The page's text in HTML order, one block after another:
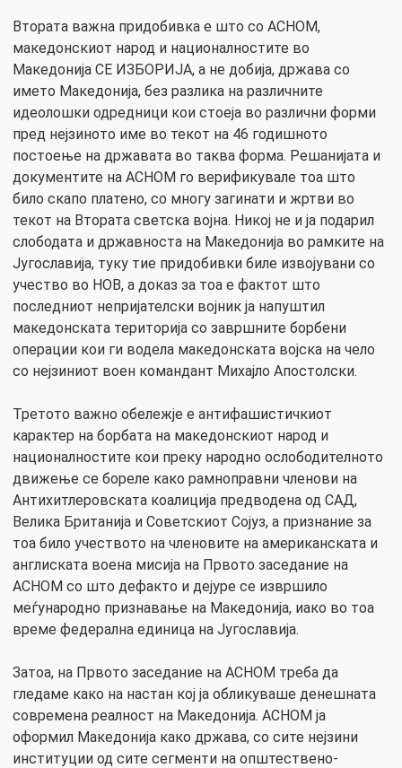
Втората важна придобивка е што со АСНОМ,
македонскиот народ и националностите во
Македонија СЕ ИЗБОРИЈА, а не добија, држава со
името Македонија, без разлика на различните
идеолошки одредници кои стоеја во различни форми
пред нејзиното име во текот на 46 годишното
постоење на државата во таква форма. Решанијата и
документите на АСНОМ го верификувале тоа што
било скапо платено, со многу загинати и жртви во
текот на Втората светска војна. Никој не и ја подарил
слободата и државноста на Македонија во рамките на
Југославија, туку тие придобивки биле извојувани со
учество во НОВ, а доказ за тоа е фактот што
последниот непријателски војник ја напуштил
македонската територија со завршните борбени
операции кои ги водела македонската војска на чело
со нејзиниот воен командант Михајло Апостолски.
Третото важно обележје е антифашистичкиот
карактер на борбата на македонскиот народ и
националностите кои преку народно ослободителното
движење се бореле како рамноправни членови на
Антихитлеровската коалиција предводена од САД,
Велика Британија и Советскиот Сојуз, а признание за
тоа било учеството на членовите на американската и
англиската воена мисија на Првото заседание на
АСНОМ со што дефакто и дејуре се извршило
меѓународно признавање на Македонија, иако во тоа
време федерална единица на Југославија.
Затоа, на Првото заседание на АСНОМ треба да
гледаме како на настан кој ја обликуваше денешната
современа реалност на Македонија. АСНОМ ја
оформил Македонија како држава, со сите нејзини
институции од сите сегменти на општествено-